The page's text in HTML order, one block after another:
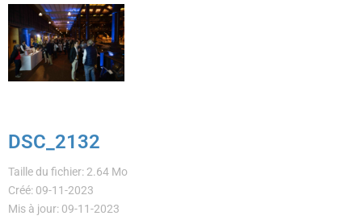
DSC_2132
Taille du fichier: 2.64 Mo
Créé: 09-11-2023
Mis à jour: 09-11-2023